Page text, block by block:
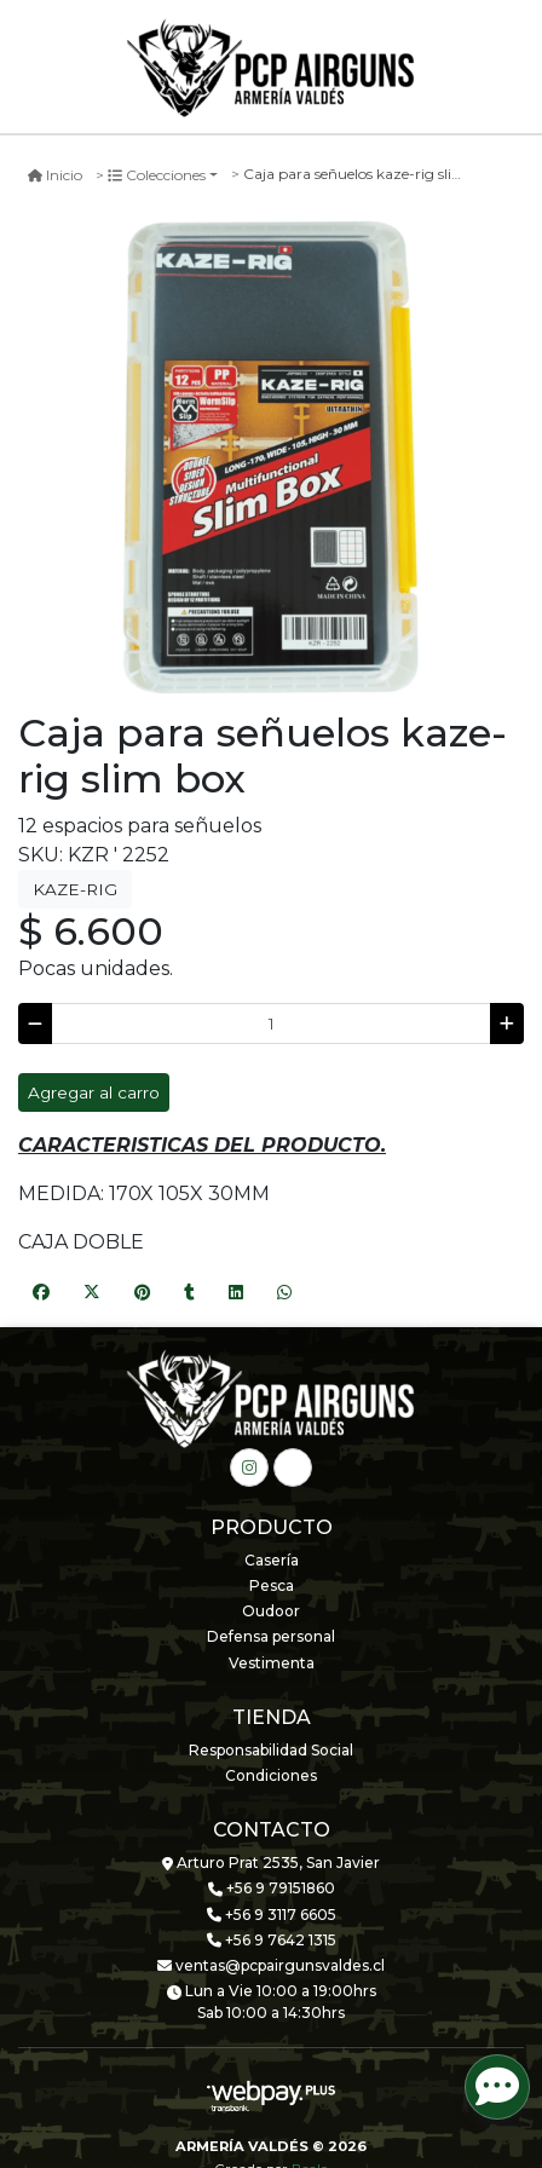
Inicio Colecciones Caja para señuelos kaze-rig slim box
Caja para señuelos kaze-
rig slim box
12 espacios para señuelos
SKU: KZR ' 2252
KAZE-RIG
$ 6.600
Pocas unidades.
Agregar al carro
CARACTERISTICAS DEL PRODUCTO.
MEDIDA: 170X 105X 30MM
CAJA DOBLE
PRODUCTO
Casería
Pesca
Oudoor
Defensa personal
Vestimenta
TIENDA
Responsabilidad Social
Condiciones
CONTACTO
Arturo Prat 2535, San Javier
+56 9 79151860
+56 9 3117 6605
+56 9 7642 1315
ventas@pcpairgunsvaldes.cl
Lun a Vie 10:00 a 19:00hrs
Sab 10:00 a 14:30hrs
ARMERÍA VALDÉS © 2026